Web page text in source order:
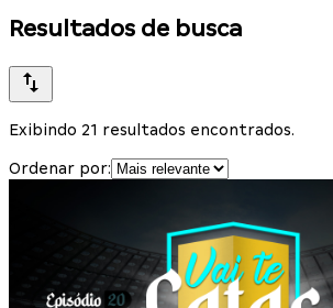
Resultados de busca
Exibindo 21 resultados encontrados.
Ordenar por: